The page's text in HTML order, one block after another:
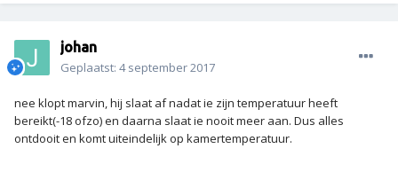
johan
Geplaatst: 4 september 2017
nee klopt marvin, hij slaat af nadat ie zijn temperatuur heeft
bereikt(-18 ofzo) en daarna slaat ie nooit meer aan. Dus alles
ontdooit en komt uiteindelijk op kamertemperatuur.